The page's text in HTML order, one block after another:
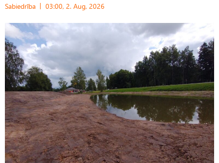
Sabiedrība 03:00, 2. Aug, 2026